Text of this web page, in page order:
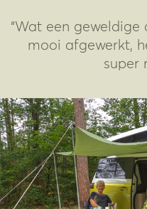
“Wat een
mooi afgewerkt,
super